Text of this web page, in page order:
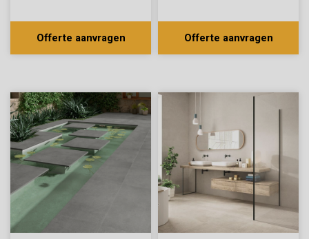
Offerte aanvragen Offerte aanvragen